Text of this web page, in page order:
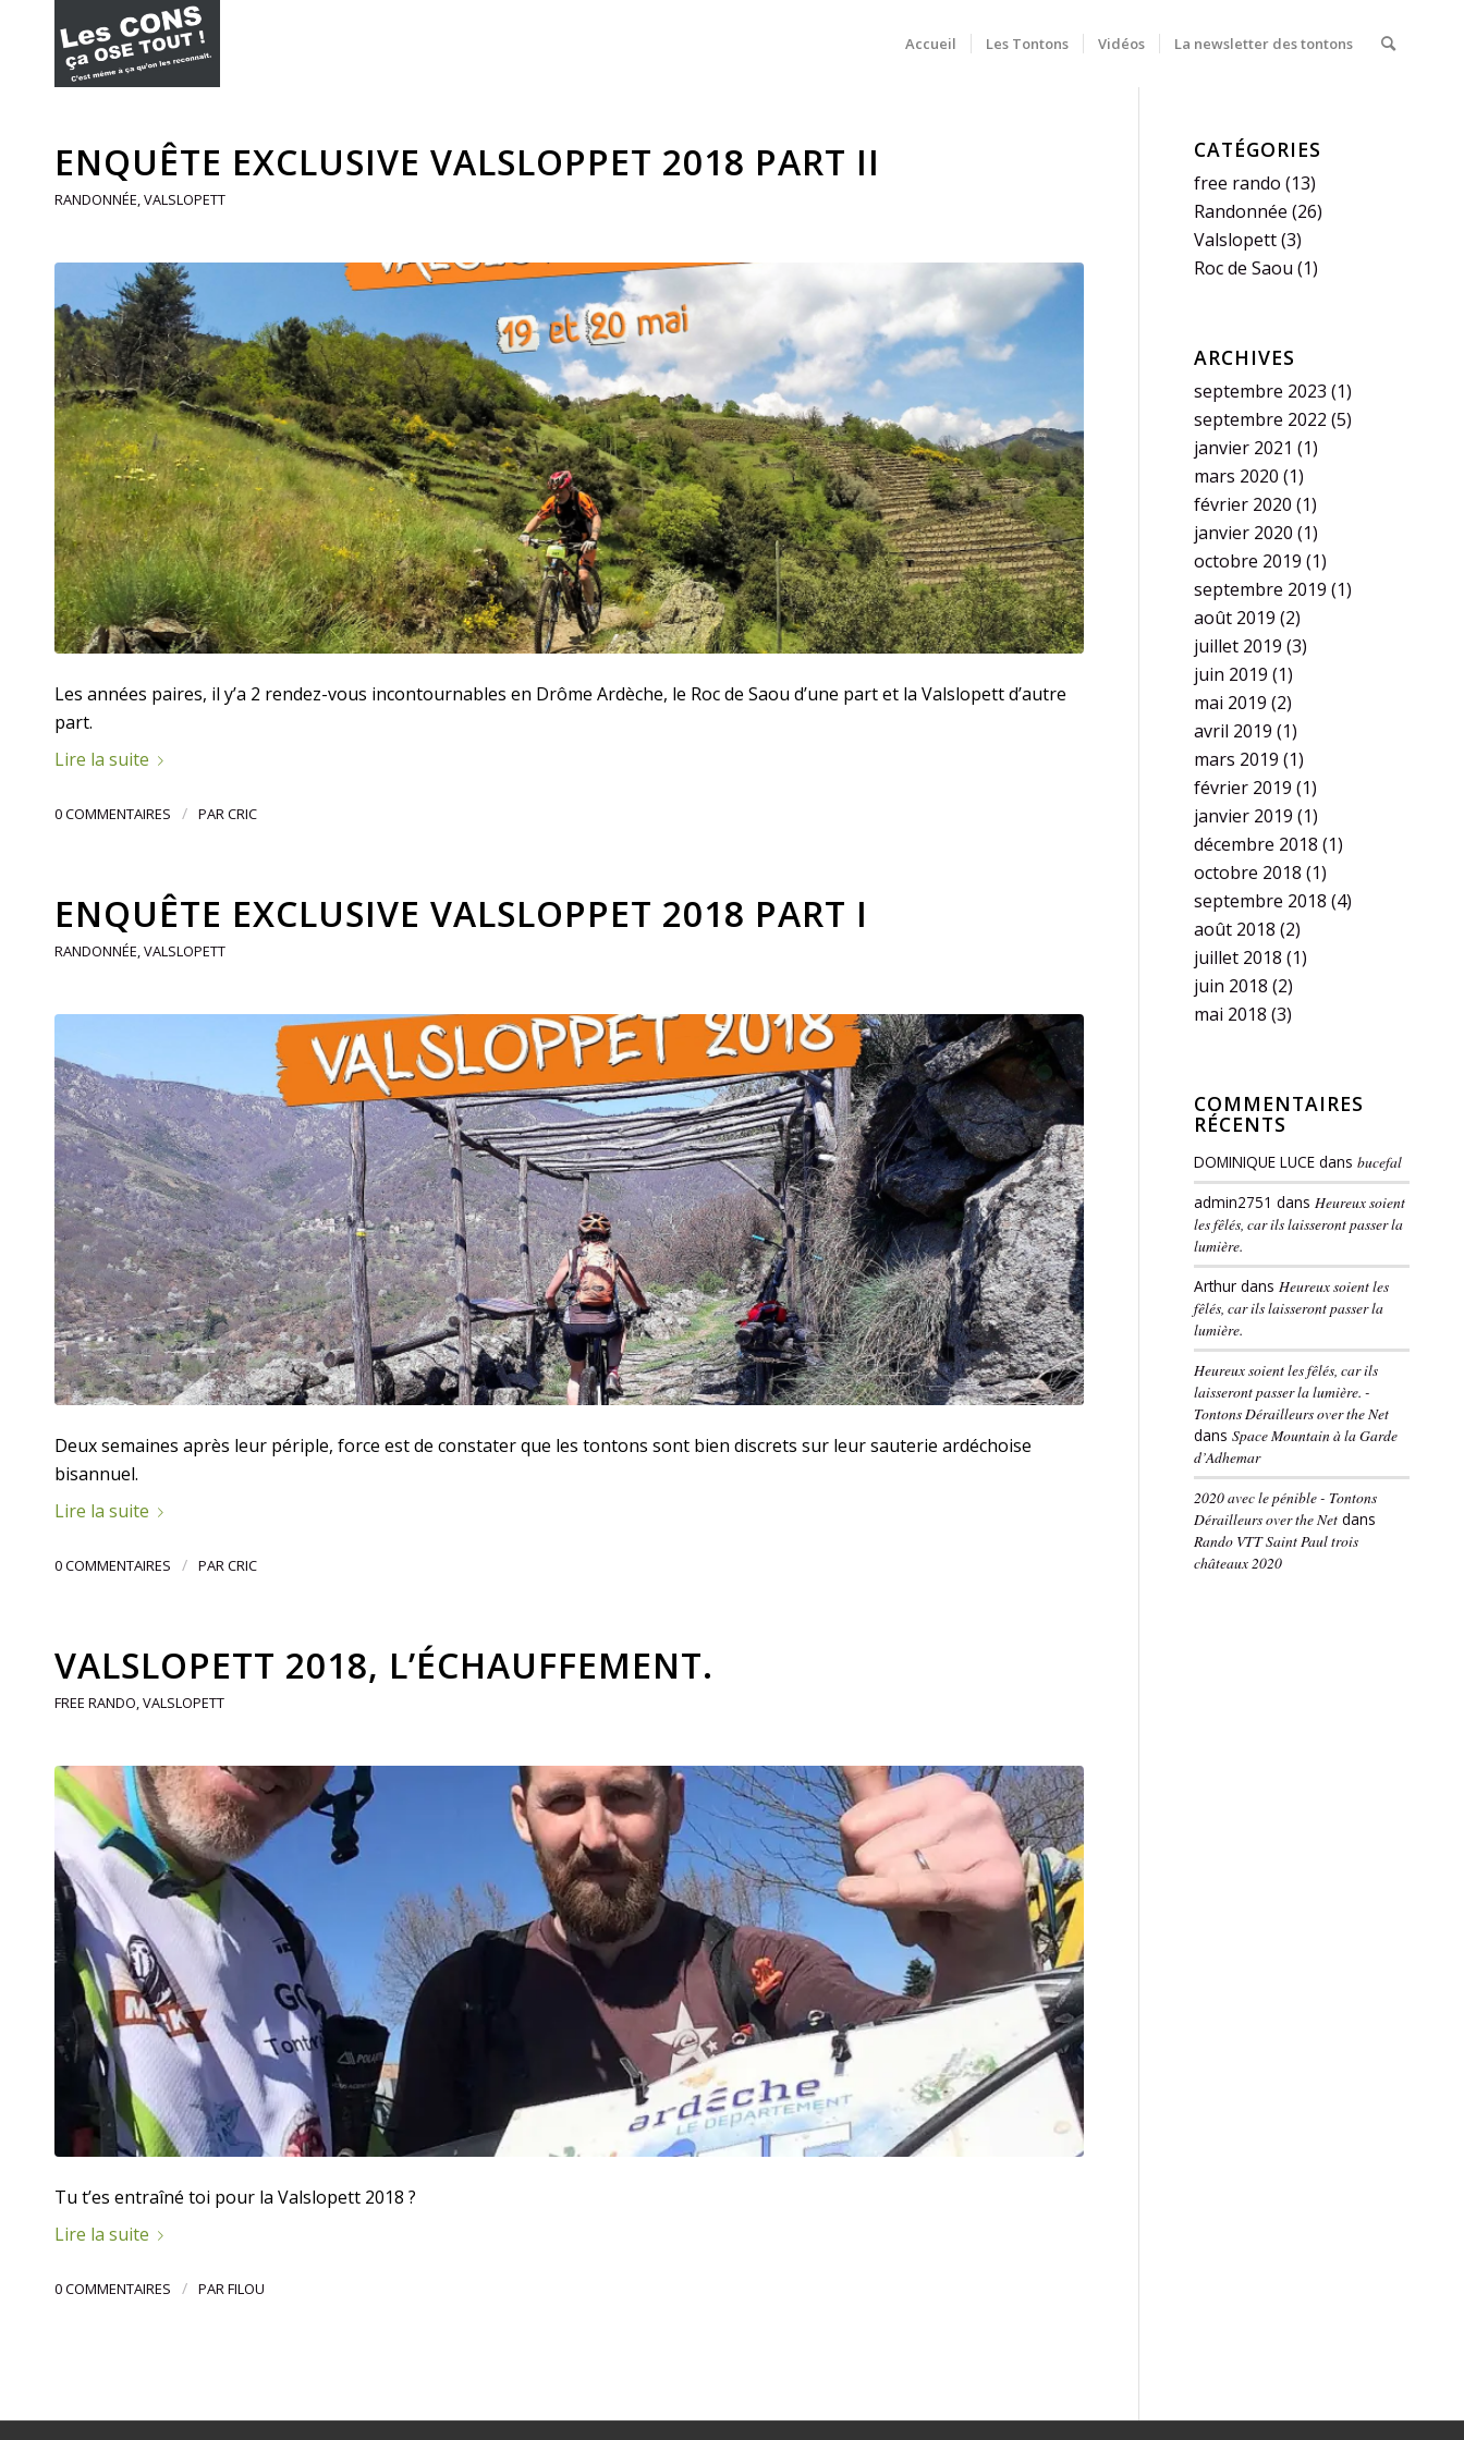
Accueil Les Tontons Vidéos La newsletter des tontons
ENQUÊTE EXCLUSIVE VALSLOPPET 2018 PART II
RANDONNÉE,VALSLOPETT
Les années paires, il y’a 2 rendez-vous incontournables en Drôme Ardèche, le Roc de Saou d’une part et la Valslopett d’autre
part.
Lire la suite
0 COMMENTAIRES / PARCRIC
ENQUÊTE EXCLUSIVE VALSLOPPET 2018 PART I
RANDONNÉE,VALSLOPETT
Deux semaines après leur périple, force est de constater que les tontons sont bien discrets sur leur sauterie ardéchoise
bisannuel.
Lire la suite
0 COMMENTAIRES / PARCRIC
VALSLOPETT 2018, L’ÉCHAUFFEMENT.
FREE RANDO,VALSLOPETT
Tu t’es entraîné toi pour la Valslopett 2018 ?
Lire la suite
0 COMMENTAIRES / PARFILOU
CATÉGORIES
free rando (13)
Randonnée (26)
Valslopett(3)
Roc de Saou (1)
ARCHIVES
septembre 2023 (1)
septembre 2022 (5)
janvier 2021 (1)
mars 2020 (1)
février 2020 (1)
janvier 2020 (1)
octobre 2019 (1)
septembre 2019 (1)
août 2019 (2)
juillet 2019 (3)
juin 2019 (1)
mai 2019 (2)
avril 2019 (1)
mars 2019 (1)
février 2019 (1)
janvier 2019 (1)
décembre 2018 (1)
octobre 2018 (1)
septembre 2018 (4)
août 2018 (2)
juillet 2018 (1)
juin 2018 (2)
mai 2018 (3)
COMMENTAIRES
RÉCENTS
DOMINIQUE LUCE dansbucefal
admin2751 dansHeureux soient
les fêlés, car ils laisseront passer la
lumière.
Arthur dansHeureux soient les
fêlés, car ils laisseront passer la
lumière.
Heureux soient les fêlés, car ils
laisseront passer la lumière. -
Tontons Dérailleurs over the Net
dansSpace Mountain à la Garde
d’Adhemar
2020 avec le pénible - Tontons
Dérailleurs over the Net dans
Rando VTT Saint Paul trois
châteaux 2020